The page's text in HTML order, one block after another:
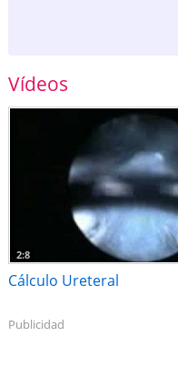
Vídeos
2:8
Cálculo Ureteral
Publicidad